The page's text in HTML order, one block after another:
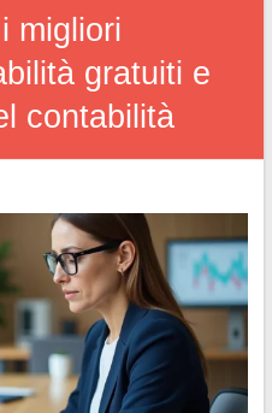
migliori
gratuiti e
contabilità